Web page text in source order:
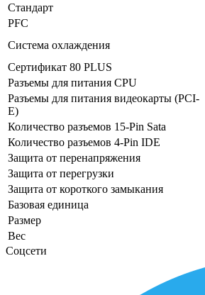
Стандарт
PFC
Система охлаждения
Сертификат 80 PLUS
Разъемы для питания CPU
Разъемы для питания видеокарты (PCI-
E)
Количество разъемов 15-Pin Sata
Количество разъемов 4-Pin IDE
Защита от перенапряжения
Защита от перегрузки
Защита от короткого замыкания
Базовая единица
Размер
Вес
Соцсети